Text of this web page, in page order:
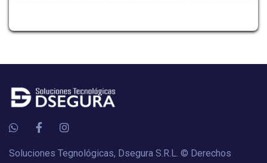
Soluciones Tegnológicas, Dsegura S.R.L. © Derechos